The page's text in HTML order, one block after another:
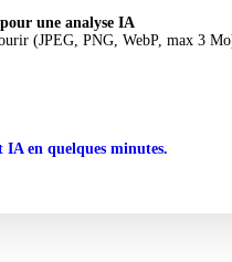
une analyse IA
(JPEG, PNG, WebP, max 3
IA en quelques minutes.